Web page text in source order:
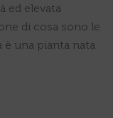
ed elevata
di cosa sono le
una pianta nata